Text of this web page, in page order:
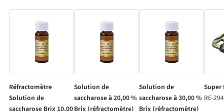
Réfractomètre
Solution de
saccharose Brix 10,00
Solution de
saccharose à 20,00 %
Brix (réfractomètre)
Solution de
saccharose à 30,00 %
Brix (réfractomètre)
Super
RE-